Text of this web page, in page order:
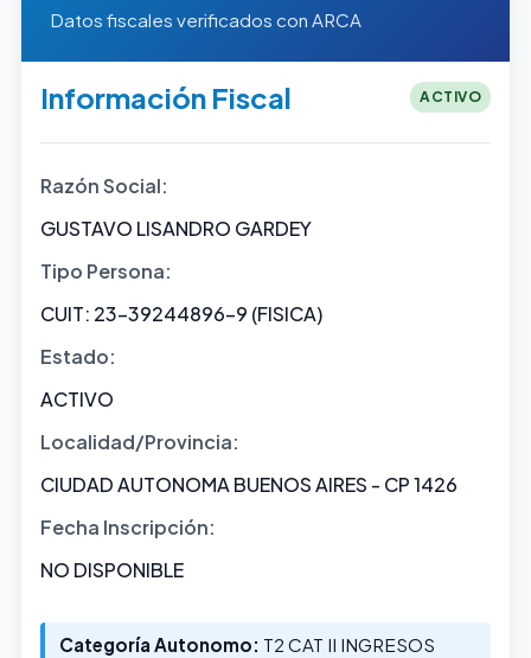
Datos fiscales verificados con ARCA
Información Fiscal ACTIVO
Razón Social:
GUSTAVO LISANDRO GARDEY
Tipo Persona:
CUIT: 23-39244896-9 (FISICA)
Estado:
ACTIVO
Localidad/Provincia:
CIUDAD AUTONOMA BUENOS AIRES - CP 1426
Fecha Inscripción:
NO DISPONIBLE
Categoría Autonomo: T2 CAT II INGRESOS